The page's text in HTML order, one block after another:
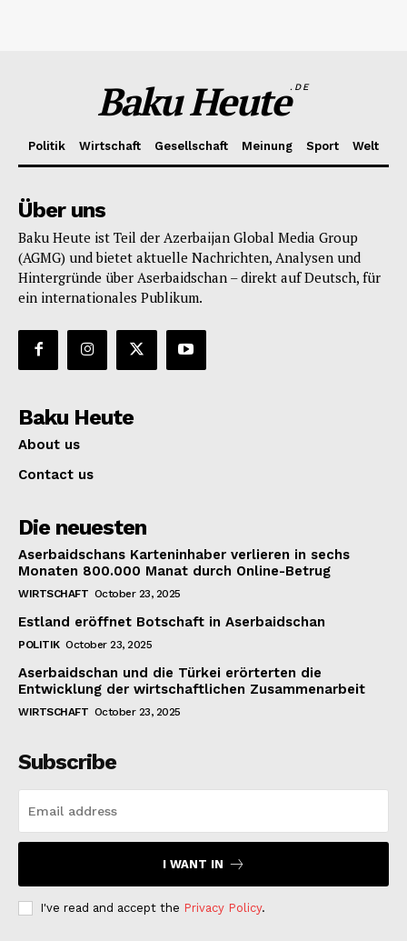
Baku Heute.DE
Politik Wirtschaft Gesellschaft Meinung Sport Welt
Über uns
Baku Heute ist Teil der Azerbaijan Global Media Group
(AGMG) und bietet aktuelle Nachrichten, Analysen und
Hintergründe über Aserbaidschan – direkt auf Deutsch, für
ein internationales Publikum.
Baku Heute
About us
Contact us
Die neuesten
Aserbaidschans Karteninhaber verlieren in sechs
Monaten 800.000 Manat durch Online-Betrug
WIRTSCHAFT October 23, 2025
Estland eröffnet Botschaft in Aserbaidschan
POLITIK October 23, 2025
Aserbaidschan und die Türkei erörterten die
Entwicklung der wirtschaftlichen Zusammenarbeit
WIRTSCHAFT October 23, 2025
Subscribe
I WANT IN
I've read and accept the Privacy Policy.